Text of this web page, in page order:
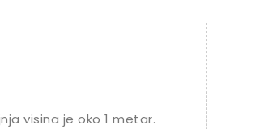
visina je oko 1 metar.